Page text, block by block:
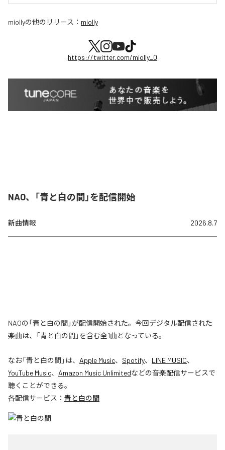
miollyの他のリリース： miolly
https://twitter.com/miolly_0
NAO、「青と白の間」を配信開始
新曲情報 2026.8.7
NAOの「青と白の間」が配信開始された。今回デジタル配信された
楽曲は、「青と白の間」を含む全1曲となっている。
なお「青と白の間」は、 Apple Music、 Spotify、 LINE MUSIC、
YouTube Music、 Amazon Music Unlimitedなどの音楽配信サービスで
聴くことができる。
各配信サービス： 青と白の間